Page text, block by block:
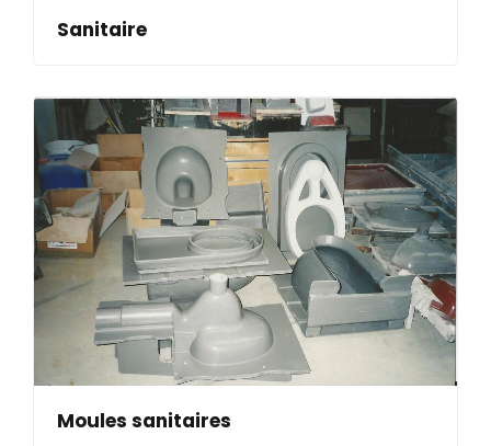
Sanitaire
Moules sanitaires